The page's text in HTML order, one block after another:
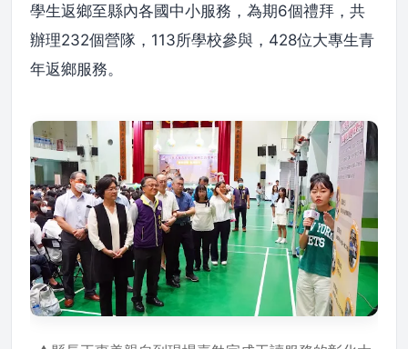
學生返鄉至縣內各國中小服務，為期6個禮拜，共
辦理232個營隊，113所學校參與，428位大專生青
年返鄉服務。